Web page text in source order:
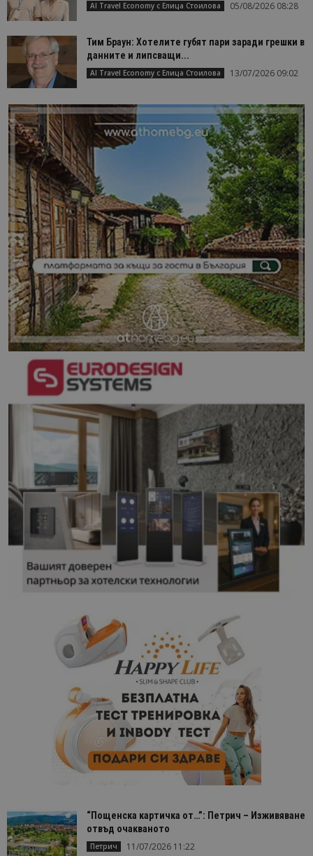
AI Travel Economy с Елица Стоилова 05/08/2026 08:28
Тим Браун: Хотелите губят пари заради грешки в
данните и липсващи...
AI Travel Economy с Елица Стоилова 13/07/2026 09:02
“Пощенска картичка от…”: Петрич – Изживяване
отвъд очакваното
Петрич 11/07/2026 11:22